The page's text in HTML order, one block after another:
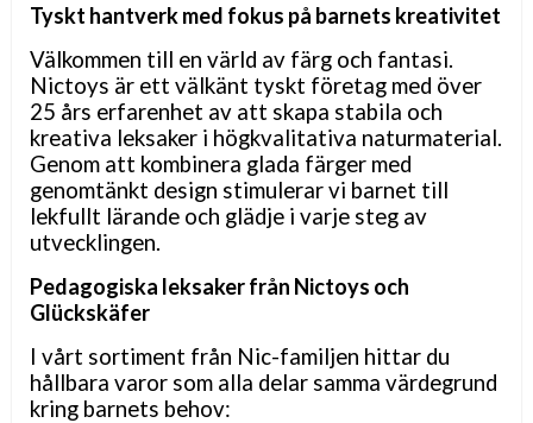
Tyskt hantverk med fokus på barnets kreativitet
Välkommen till en värld av färg och fantasi.
Nictoys är ett välkänt tyskt företag med över
25 års erfarenhet av att skapa stabila och
kreativa leksaker i högkvalitativa naturmaterial.
Genom att kombinera glada färger med
genomtänkt design stimulerar vi barnet till
lekfullt lärande och glädje i varje steg av
utvecklingen.
Pedagogiska leksaker från Nictoys och
Glückskäfer
I vårt sortiment från Nic-familjen hittar du
hållbara varor som alla delar samma värdegrund
kring barnets behov: